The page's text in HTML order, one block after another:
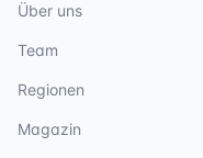
Über uns
Team
Regionen
Magazin